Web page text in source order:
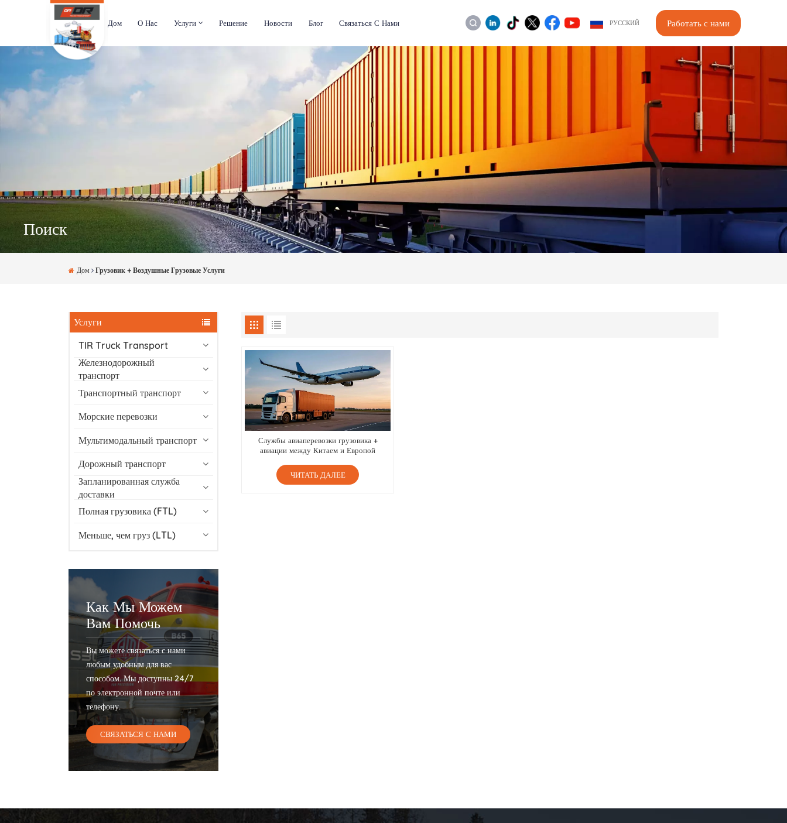
Дом О Нас Услуги Решение Новости Блог Связаться С Нами РУССКИЙ Работать с нами
Поиск
Дом Грузовик + Воздушные Грузовые Услуги
Услуги
TIR Truck Transport
Железнодорожный
транспорт
Транспортный транспорт
Морские перевозки
Мультимодальный транспорт
Дорожный транспорт
Запланированная служба
доставки
Полная грузовика (FTL)
Меньше, чем груз (LTL)
Как Мы Можем
Вам Помочь
Вы можете связаться с нами
любым удобным для вас
способом. Мы доступны 24/7
по электронной почте или
телефону.
СВЯЗАТЬСЯ С НАМИ
Службы авиаперевозки грузовика +
авиации между Китаем и Европой
ЧИТАТЬ ДАЛЕЕ